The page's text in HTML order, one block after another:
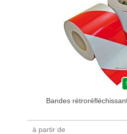
Bandes
à partir de